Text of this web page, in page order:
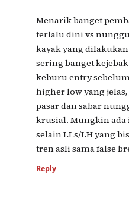
Menarik banget
terlalu dini vs
kayak yang
sering banget
keburu entry
higher low yang
pasar dan sabar
krusial. Mungkin
selain LLs/LH yang
tren asli sama false
Reply